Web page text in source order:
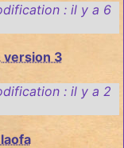
: il y a 6
version 3
: il y a 2